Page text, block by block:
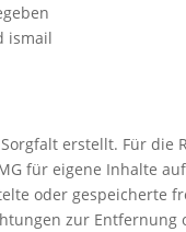
ismail
erstellt. Für
für eigene Inhalte
oder gespeicherte
zur